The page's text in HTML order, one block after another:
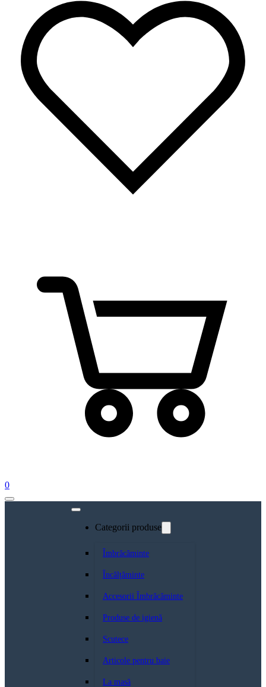
0
Categorii produse
Îmbrăcăminte
Încălțăminte
Accesorii Îmbrăcăminte
Produse de igienă
Scutece
Articole pentru baie
La masă